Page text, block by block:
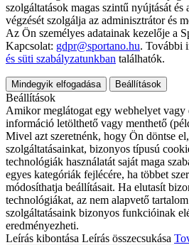
szolgáltatások magas szintű nyújtását
végzését szolgálja az adminisztrátor és
Az Ön személyes adatainak kezelője a
Kapcsolat: gdpr@sportano.hu. További
és süti szabályzatunkban találhatók.
Mindegyik elfogadása Beállítások
Beállítások
Amikor meglátogat egy webhelyet vagy
információ letölthető vagy menthető
Mivel azt szeretnénk, hogy Ön döntse
szolgáltatásainkat, bizonyos típusú
technológiák használatát saját maga
egyes kategóriák fejlécére, ha többet
módosíthatja beállításait. Ha elutasít
technológiákat, az nem alapvető
szolgáltatásaink bizonyos funkcióinak
eredményezheti.
Leírás kibontása Leírás összecsukása